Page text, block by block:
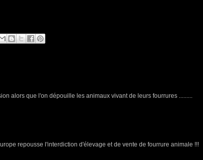
alors que l'on dépouille les animaux vivant de leurs fourrures .........
repousse l'interdiction d'élevage et de vente de fourrure animale !!!